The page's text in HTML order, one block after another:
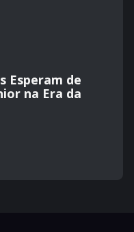
Esperam de
na Era da